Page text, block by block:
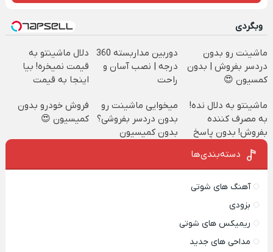
وبگردی
ماشینت رو بدون
دردسر بفروش | بدون
کمسیون 😍
دوربین مداربسته 360
درجه | نصب آسان و
راحت
دلال ماشینتو به
قیمت نمیخره! بیا
اینجا به قیمت
واقعی*
ماشینتو به دلال نده!
به مصرف کننده
بفروش! بدون پاسخ
به یک تماس
میخوایی ماشینت رو
بدون دردسر بفروشی؟
بدون کمیسیون
فروش خودرو بدون
کمیسیون 😍
دسته‌بندی‌ها
آهنگ های شوتی
بزودی
ریمیکس های شوتی
مداحی های جدید